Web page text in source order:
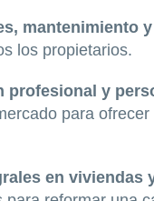
mantenimiento
los propietarios.
profesional y
para
en viviendas